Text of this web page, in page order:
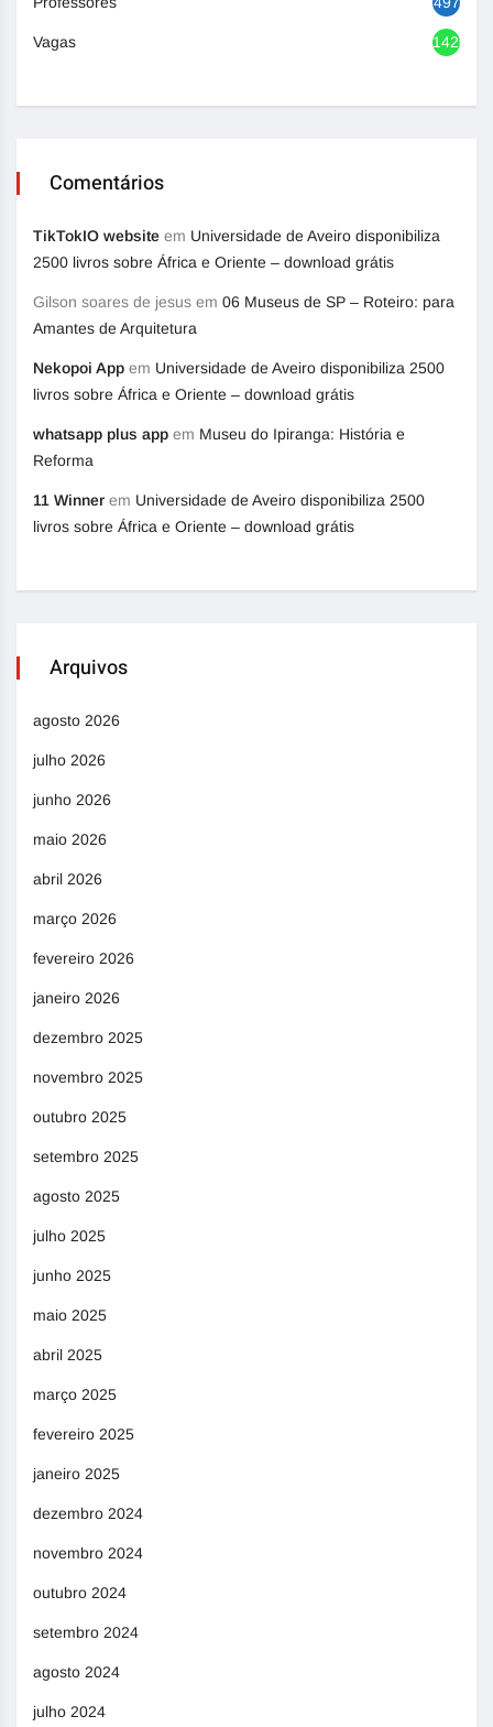
Vagas 1420
Comentários
TikTokIO website em Universidade de Aveiro disponibiliza
2500 livros sobre África e Oriente – download grátis
Gilson soares de jesus em 06 Museus de SP – Roteiro: para
Amantes de Arquitetura
Nekopoi App em Universidade de Aveiro disponibiliza 2500
livros sobre África e Oriente – download grátis
whatsapp plus app em Museu do Ipiranga: História e
Reforma
11 Winner em Universidade de Aveiro disponibiliza 2500
livros sobre África e Oriente – download grátis
Arquivos
agosto 2026
julho 2026
junho 2026
maio 2026
abril 2026
março 2026
fevereiro 2026
janeiro 2026
dezembro 2025
novembro 2025
outubro 2025
setembro 2025
agosto 2025
julho 2025
junho 2025
maio 2025
abril 2025
março 2025
fevereiro 2025
janeiro 2025
dezembro 2024
novembro 2024
outubro 2024
setembro 2024
agosto 2024
julho 2024